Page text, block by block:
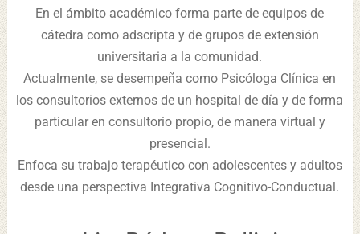
En el ámbito académico forma parte de equipos de
cátedra como adscripta y de grupos de extensión
universitaria a la comunidad.
Actualmente, se desempeña como Psicóloga Clínica en
los consultorios externos de un hospital de día y de forma
particular en consultorio propio, de manera virtual y
presencial.
Enfoca su trabajo terapéutico con adolescentes y adultos
desde una perspectiva Integrativa Cognitivo-Conductual.